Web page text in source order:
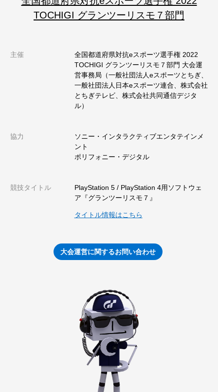
TOCHIGI グランツーリスモ７部門
主催
全国都道府県対抗eスポーツ選手権 2022
TOCHIGI グランツーリスモ７部門 大会運
営事務局（一般社団法人eスポーツとちぎ、
一般社団法人日本eスポーツ連合、株式会社
とちぎテレビ、株式会社共同通信デジタ
ル）
協力
ソニー・インタラクティブエンタテインメ
ント
ポリフォニー・デジタル
競技タイトル
PlayStation 5 / PlayStation 4用ソフトウェ
ア『グランツーリスモ７』
タイトル情報はこちら
大会運営に関するお問い合わせ